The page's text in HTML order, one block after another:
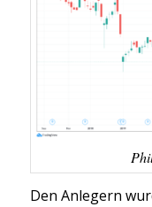
Den Anlegern